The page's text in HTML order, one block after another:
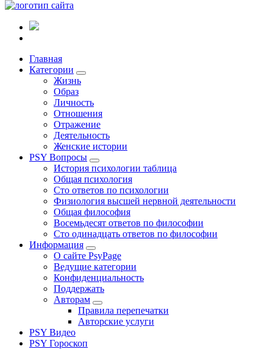
Все самое интересное, вдохновляющее и тайное внутри.
Главная
Категории
Жизнь
Образ
Личность
Отношения
Отражение
Деятельность
Женские истории
PSY Вопросы
История психологии таблица
Общая психология
Сто ответов по психологии
Физиология высшей нервной деятельности
Общая философия
Восемьдесят ответов по философии
Сто одинадцать ответов по философии
Информация
О сайте PsyPage
Ведущие категории
Конфиденциальность
Поддержать
Авторам
Правила перепечатки
Авторские услуги
PSY Видео
PSY Гороскоп